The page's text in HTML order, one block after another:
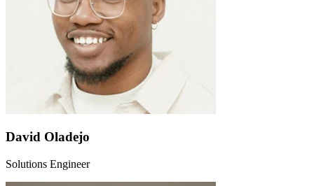
David Oladejo
Solutions Engineer